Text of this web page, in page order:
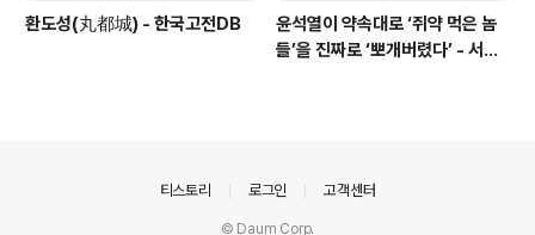
환도성(丸都城) - 한국고전DB
윤석열이 약속대로 ‘쥐약 먹은 놈
들’을 진짜로 ‘뽀개버렸다’ - 서울
티스토리 로그인 고객센터
© Daum Corp.